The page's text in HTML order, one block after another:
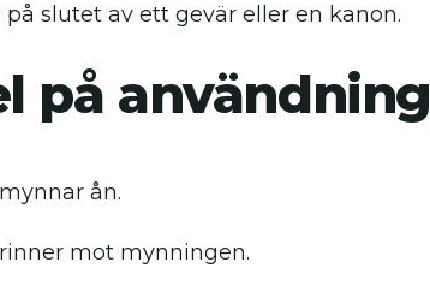
slutet av ett gevär eller en kanon.
på användning
ån.
mot mynningen.